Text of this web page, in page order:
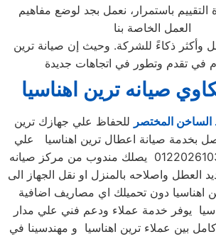
باستمرار، نعمل بجد لوضع مفاهيم
العمل الخاصة بنا
وأكثر ذكاءً للشركة. وحيث إن صيانة ترين
صيانه ترين اهناسيا
المختصر للحفاظ علي جهازك ترين
بخدمة صيانة اعطال ترين اهناسيا علي
الخط الساخن 01220261030 يصلك مندوب من مركز صيانه
العطل واصلاحه بالمنزل او نقل الجهاز الى
اهناسيا دون تحميلك اي مصاريف اضافية
يوفر خدمة عملاء ودعم فني علي مدار
بين عملاء ترين اهناسيا و مهندسينا في